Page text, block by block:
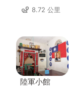
8.72 公里
陸軍小館